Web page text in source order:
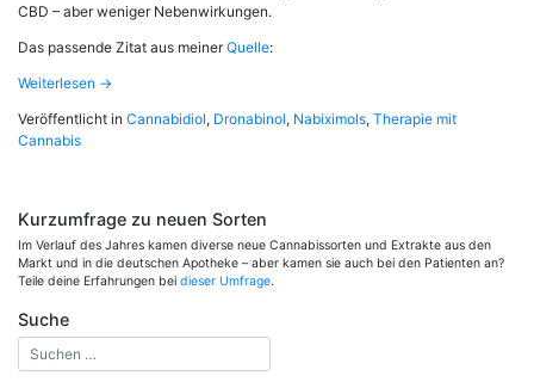
CBD – aber weniger Nebenwirkungen.
Das passende Zitat aus meinerQuelle:
Weiterlesen →
Veröffentlicht in Cannabidiol, Dronabinol, Nabiximols, Therapie mit
Cannabis
Kurzumfrage zu neuen Sorten
Im Verlauf des Jahres kamen diverse neue Cannabissorten und Extrakte aus den
Markt und in die deutschen Apotheke – aber kamen sie auch bei den Patienten an?
Teile deine Erfahrungen bei dieser Umfrage.
Suche